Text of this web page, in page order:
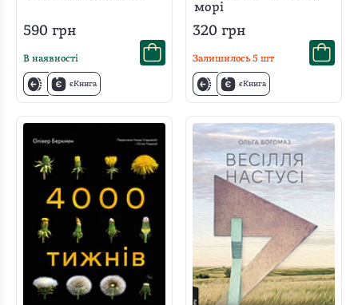
590 грн
В наявності
єКнига
морі
320 грн
Залишилось 5 шт
єКнига